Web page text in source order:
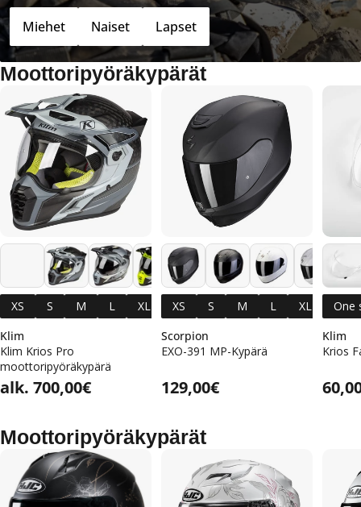
Miehet Naiset Lapset
Moottoripyöräkypärät
+11
XS S M L XL 2XL
Klim
Klim Krios Pro
moottoripyöräkypärä
Normaalihinta
alk. 700,00€ Alennushinta
Normaalihinta
XS S M L XL
2XL
Scorpion
EXO-391 MP-Kypärä
Normaalihinta
129,00€ Alennushinta
Normaalihinta
One
Klim
Krios
Moottoripyöräkypärät